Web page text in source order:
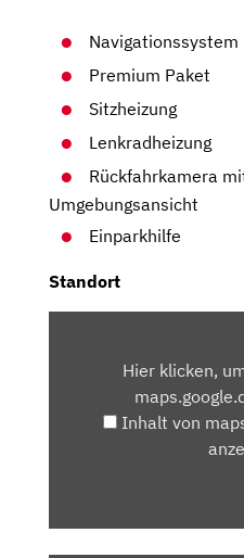
Navigationssystem
Premium Paket
Sitzheizung
Lenkradheizung
Rückfahrkamera
Umgebungsansicht
Einparkhilfe
Standort
MAPS.GOOGLE.DE
Hier klicken,
Inhalt von